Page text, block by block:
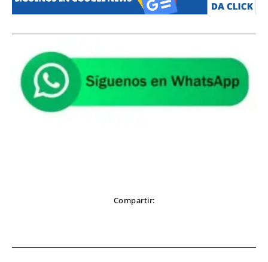
Compartir: